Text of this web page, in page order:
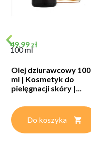
Cena
49,99 zł
100 ml
Olej dziurawcowy 100
ml | Kosmetyk do
pielęgnacji skóry |...
Do koszyka